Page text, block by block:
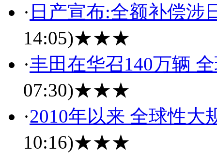
· 日产宣布:全额补偿
14:05)★★★
·丰田在华召140万辆
07:30)★★★
·2010年以来 全球性大
10:16)★★★